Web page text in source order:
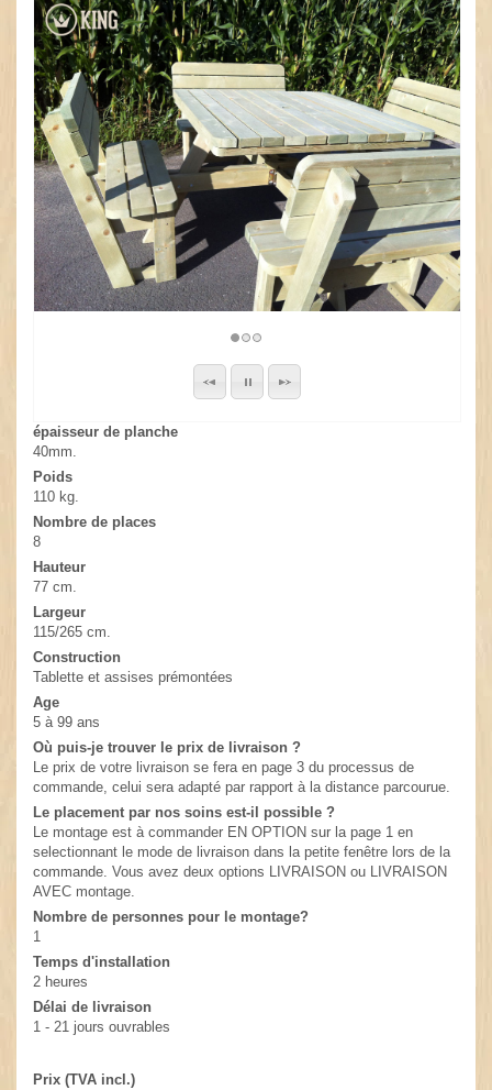
épaisseur de planche
40mm.
Poids
110 kg.
Nombre de places
8
Hauteur
77 cm.
Largeur
115/265 cm.
Construction
Tablette et assises prémontées
Age
5 à 99 ans
Où puis-je trouver le prix de livraison ?
Le prix de votre livraison se fera en page 3 du processus de
commande, celui sera adapté par rapport à la distance parcourue.
Le placement par nos soins est-il possible ?
Le montage est à commander EN OPTION sur la page 1 en
selectionnant le mode de livraison dans la petite fenêtre lors de la
commande. Vous avez deux options LIVRAISON ou LIVRAISON
AVEC montage.
Nombre de personnes pour le montage?
1
Temps d'installation
2 heures
Délai de livraison
1 - 21 jours ouvrables
Prix (TVA incl.)